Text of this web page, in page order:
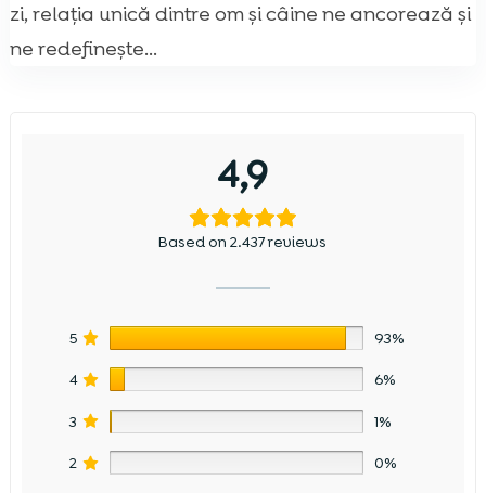
zi, relația unică dintre om și câine ne ancorează și
ne redefinește...
4,9
Based on 2.437 reviews
5 93%
4 6%
3 1%
2 0%